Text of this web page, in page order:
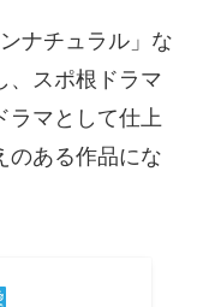
ナチュラル」な
、スポ根ドラマ
ラマとして仕上
のある作品にな